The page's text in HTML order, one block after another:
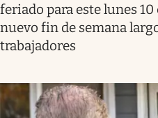
feriado para este lunes
nuevo fin de semana
trabajadores